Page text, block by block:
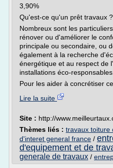
3,90%
Qu'est-ce qu'un prêt travaux ?
Nombreux sont les
rénover ou d'améliorer le
principale ou secondaire, ou
également à la recherche
énergétique et au respect de
installations éco-responsables.
Pour les aider à concrétiser
Lire la suite
Site : http://
Thèmes liés : travaux toiture
d'interet general france /
d'equipement et de
generale de travaux /